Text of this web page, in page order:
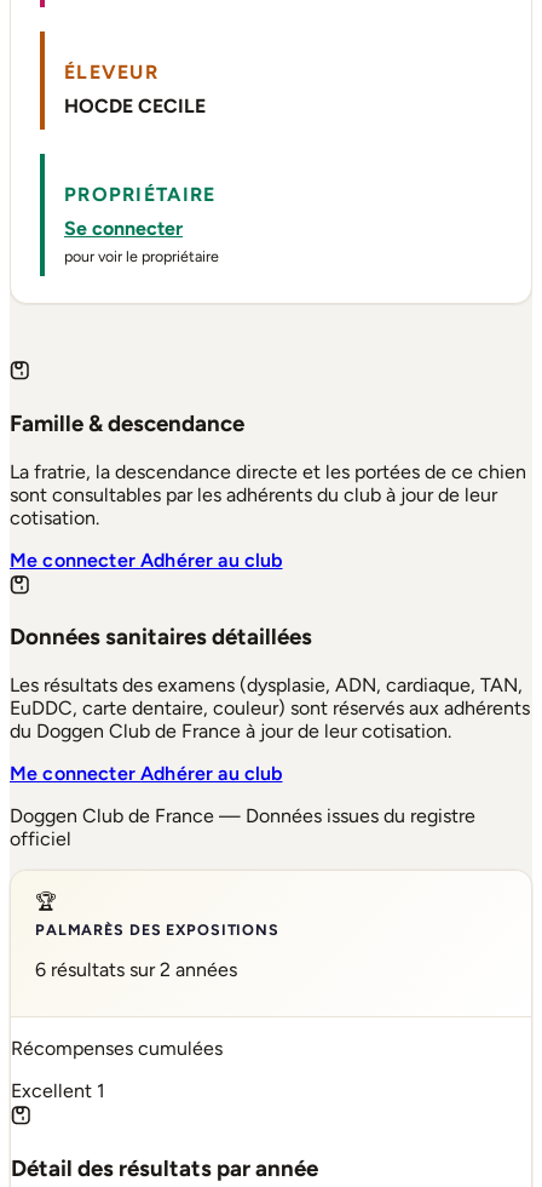
ÉLEVEUR
HOCDE CECILE
PROPRIÉTAIRE
Se connecter
pour voir le propriétaire
Famille & descendance
La fratrie, la descendance directe et les portées de ce chien
sont consultables par les adhérents du club à jour de leur
cotisation.
Me connecterAdhérer au club
Données sanitaires détaillées
Les résultats des examens (dysplasie, ADN, cardiaque, TAN,
EuDDC, carte dentaire, couleur) sont réservés aux adhérents
du Doggen Club de France à jour de leur cotisation.
Me connecterAdhérer au club
Doggen Club de France — Données issues du registre
officiel
🏆
PALMARÈS DES EXPOSITIONS
6 résultats sur 2 années
Récompenses cumulées
Excellent 1
Détail des résultats par année